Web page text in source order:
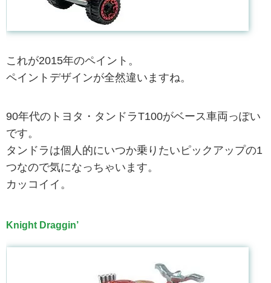
これが2015年のペイント。
ペイントデザインが全然違いますね。
90年代のトヨタ・タンドラT100がベース車両っぽい
です。
タンドラは個人的にいつか乗りたいピックアップの1
つなので気になっちゃいます。
カッコイイ。
Knight Draggin’